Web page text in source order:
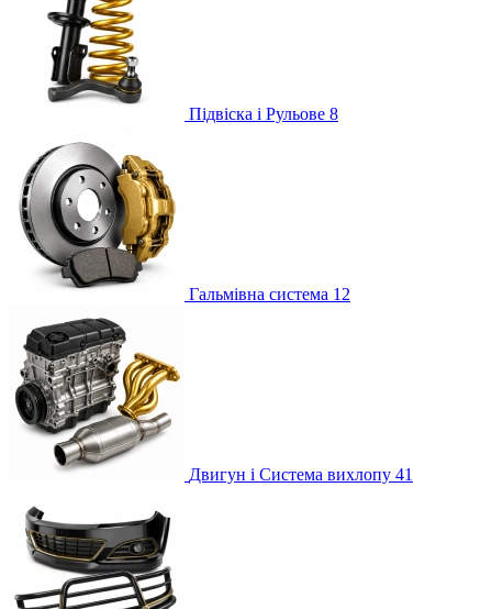
Підвіска і Рульове 8
Гальмівна система 12
Двигун і Система вихлопу 41